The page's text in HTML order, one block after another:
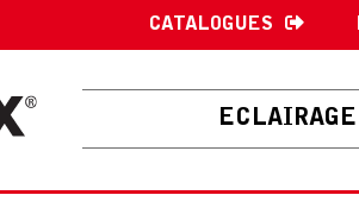
CATALOGUES
ECLAIRAGE